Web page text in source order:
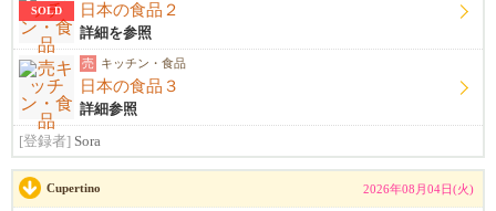
SOLD 日本の食品２
詳細を参照
売 キッチン・食品
日本の食品３
詳細参照
[登録者] Sora
Cupertino 2026年08月04日(火)